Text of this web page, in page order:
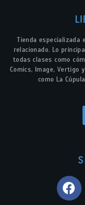
Tienda especializada
relacionado. Lo
todas clases como
Comics, Image, Vertigo
como La